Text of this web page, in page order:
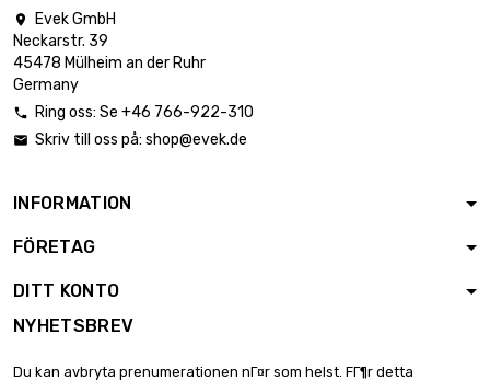

Evek GmbH
Neckarstr. 39
45478 Mülheim an der Ruhr
Germany
 Ring oss: Se +46 766-922-310
 Skriv till oss på: shop@evek.de
INFORMATION
FÖRETAG
DITT KONTO
NYHETSBREV
Du kan avbryta prenumerationen nГ¤r som helst. FГ¶r detta